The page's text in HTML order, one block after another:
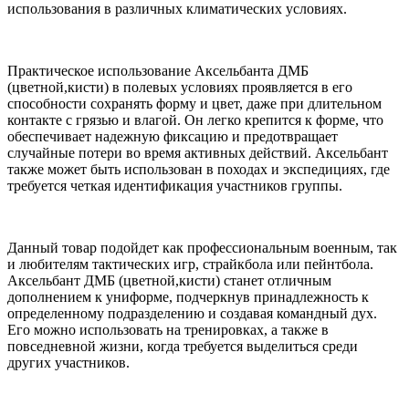
использования в различных климатических условиях.
Практическое использование Аксельбанта ДМБ
(цветной,кисти) в полевых условиях проявляется в его
способности сохранять форму и цвет, даже при длительном
контакте с грязью и влагой. Он легко крепится к форме, что
обеспечивает надежную фиксацию и предотвращает
случайные потери во время активных действий. Аксельбант
также может быть использован в походах и экспедициях, где
требуется четкая идентификация участников группы.
Данный товар подойдет как профессиональным военным, так
и любителям тактических игр, страйкбола или пейнтбола.
Аксельбант ДМБ (цветной,кисти) станет отличным
дополнением к униформе, подчеркнув принадлежность к
определенному подразделению и создавая командный дух.
Его можно использовать на тренировках, а также в
повседневной жизни, когда требуется выделиться среди
других участников.